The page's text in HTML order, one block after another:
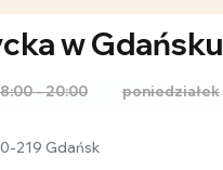
w Gdańsku
- 20:00 poniedziałek
219 Gdańsk